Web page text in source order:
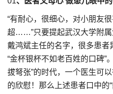
“有耐心，很细心，对小朋友
超……”只要提起武汉大学附属
戴鸿斌主任的名字，很多患
“金杯银杯不如老百姓的口碑”
拔弩张”的时代，一个医生可
的欣慰！那么上述患者口中的